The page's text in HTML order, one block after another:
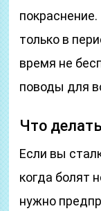
только в
время не
поводы для
Что делать
Если вы
когда болят
нужно